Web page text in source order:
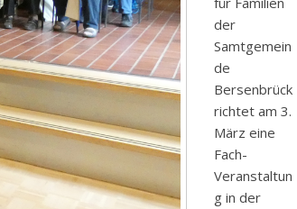
der
Samtgemein
de
Bersenbrück
richtet am 3.
März eine
Fach-
Veranstaltun
g in der